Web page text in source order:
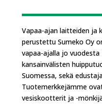
Vapaa-ajan laitteiden ja
perustettu Sumeko Oy
vapaa-ajalla jo
kansainvälisten
Suomessa, sekä
Tuotemerkkejämme
vesiskootterit ja -